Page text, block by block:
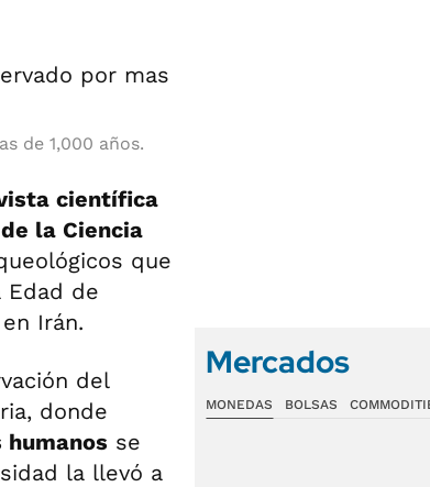
de 1,000 años.
científica
la Ciencia
que
Edad de
Irán.
del
donde
humanos se
la llevó a
Mercados
MONEDAS BOLSAS